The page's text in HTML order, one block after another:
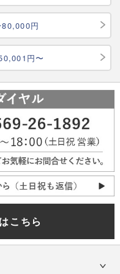
80,000円
円〜
こちら